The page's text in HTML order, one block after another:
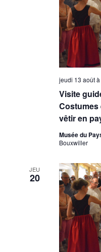
Visite
Costumes
vêtir en
jeudi 13 août
Musée du
Bouxwiller
JEU
20